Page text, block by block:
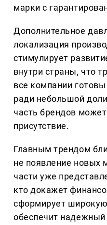
марки с
Дополнительное
локализация
стимулирует
внутри страны, что
все компании
ради небольшой
часть брендов
присутствие.
Главным трендом
не появление новых
части уже
кто докажет
сформирует
обеспечит